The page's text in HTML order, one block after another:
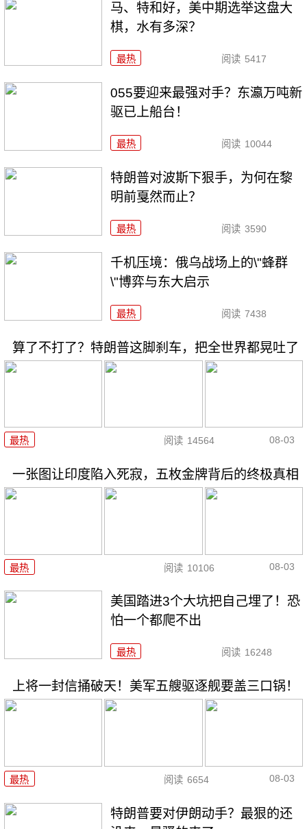
马、特和好，美中期选举这盘大
棋，水有多深？
最热 阅读 5417
055要迎来最强对手？东瀛万吨新
驱已上船台！
最热 阅读 10044
特朗普对波斯下狠手，为何在黎
明前戛然而止？
最热 阅读 3590
千机压境：俄乌战场上的\"蜂群
\"博弈与东大启示
最热 阅读 7438
算了不打了？特朗普这脚刹车，把全世界都晃吐了
最热 阅读 14564 08-03
一张图让印度陷入死寂，五枚金牌背后的终极真相
最热 阅读 10106 08-03
美国踏进3个大坑把自己埋了！恐
怕一个都爬不出
最热 阅读 16248
上将一封信捅破天！美军五艘驱逐舰要盖三口锅！
最热 阅读 6654 08-03
特朗普要对伊朗动手？最狠的还